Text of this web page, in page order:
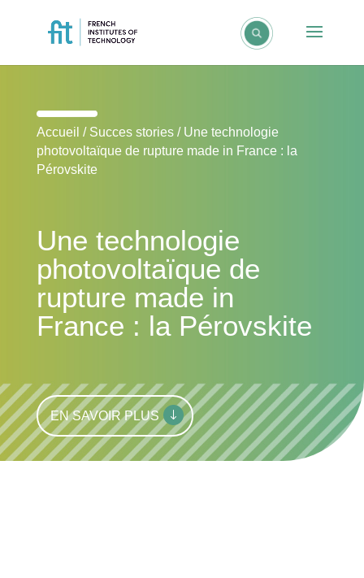
Accueil / Succes stories/ Une technologie
photovoltaïque de rupture made in France : la
Pérovskite
Une technologie
photovoltaïque de
rupture made in
France : la Pérovskite
EN SAVOIR PLUS